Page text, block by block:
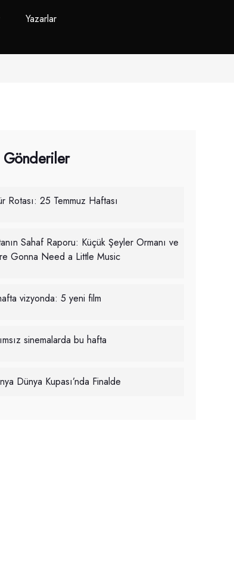
Yazarlar
Gönderiler
Rotası: 25 Temmuz Haftası
Sahaf Raporu: Küçük Şeyler Ormanı ve
Gonna Need a Little Music
vizyonda: 5 yeni film
sinemalarda bu hafta
Dünya Kupası’nda Finalde